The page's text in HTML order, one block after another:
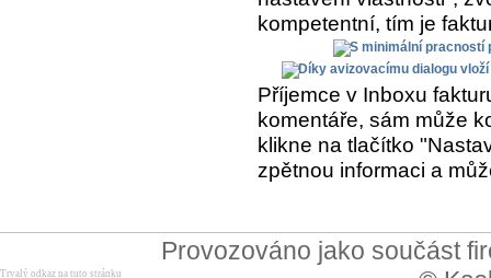
kompetentní, tím je
Příjemce v Inboxu
komentáře, sám může
klikne na tlačítko
zpětnou informaci a
Provozováno jako součást
Trvalý odkaz na tuto stránku